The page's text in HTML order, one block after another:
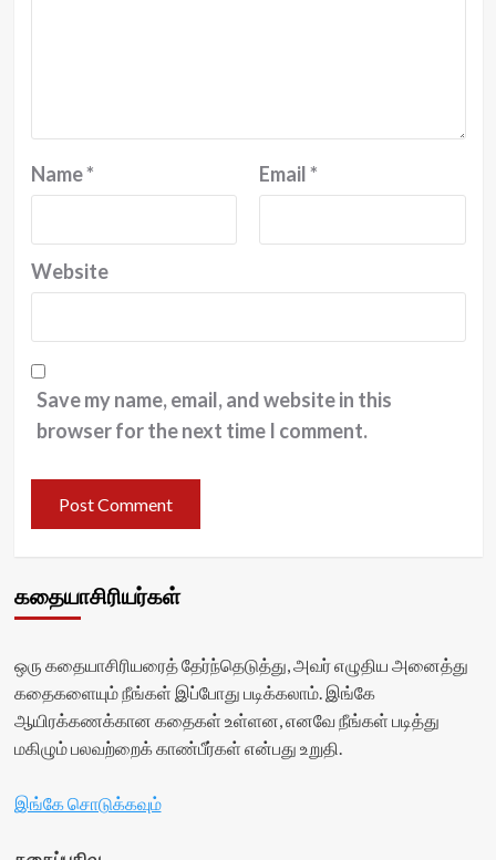
Name* Email*
Website
Save my name, email, and website in this
browser for the next time I comment.
கதையாசிரியர்கள்
ஒரு கதையாசிரியரைத் தேர்ந்தெடுத்து, அவர் எழுதிய அனைத்து
கதைகளையும் நீங்கள் இப்போது படிக்கலாம். இங்கே
ஆயிரக்கணக்கான கதைகள் உள்ளன, எனவே நீங்கள் படித்து
மகிழும் பலவற்றைக் காண்பீர்கள் என்பது உறுதி.
இங்கே சொடுக்கவும்